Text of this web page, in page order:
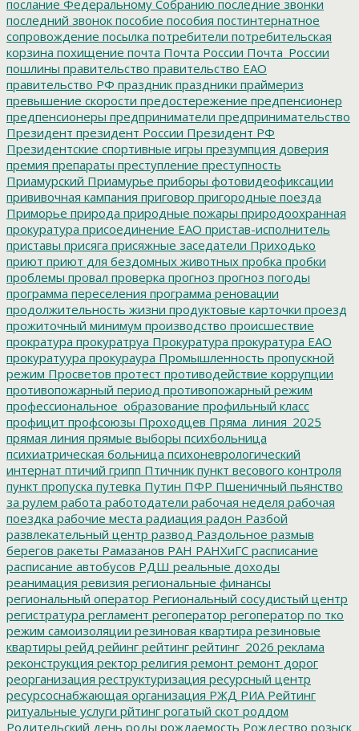
послание Федеральному Собранию последние звонки
последний звонок пособие пособия постинтернатное
сопровождение посылка потребители потребительская
корзина похищение почта Почта России Почта_России
пошлины правительство правительство ЕАО
правительство РФ праздник праздники праймериз
превышение скорости предостережение предпенсионер
предпенсионеры предприниматели предпринимательство
Президент президент России Президент РФ
Президентские спортивные игры презумпция доверия
премия препараты преступление преступность
Приамурский Приамурье приборы фотовидеофиксации
прививочная кампания приговор пригородные поезда
Приморье природа природные пожары природоохранная
прокуратура присоединение ЕАО пристав-исполнитель
приставы присяга присяжные заседатели Приходько
приют приют для бездомных животных пробка пробки
проблемы провал проверка прогноз прогноз погоды
программа переселения программа реновации
продолжительность жизни продуктовые карточки проезд
прожиточный минимум производство происшествие
прократура прокуратруа Прокуратура прокуратура ЕАО
прокуратуура прокураура Промышленность пропускной
режим Просветов протест противодействие коррупции
противопожарный период противопожарный режим
профессиональное_образование профильный класс
профицит профсоюзы Проходцев Пряма_линия_2025
прямая линия прямые выборы психбольница
психиатрическая больница психоневрологический
интернат птичий грипп Птичник пункт весового контроля
пункт пропуска путевка Путин ПФР Пшеничный пьянство
за рулем работа работодатели рабочая неделя рабочая
поездка рабочие места радиация радон Разбой
развлекательный центр развод Раздольное размыв
берегов ракеты Рамазанов РАН РАНХиГС расписание
расписание автобусов РДШ реальные доходы
реанимация ревизия региональные финансы
региональный оператор Региональный сосудистый центр
регистратура регламент регоператор регоператор по тко
режим самоизоляции резиновая квартира резиновые
квартиры рейд рейинг рейтинг рейтинг_2026 реклама
реконструкция ректор религия ремонт ремонт дорог
реорганизация реструктуризация ресурсный центр
ресурсоснабжающая организация РЖД РИА Рейтинг
ритуальные услуги рйтинг рогатый скот роддом
Родительский день роды рождаемость Рождество розыск